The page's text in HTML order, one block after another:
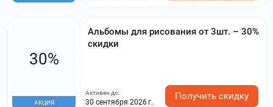
А на покупки от 8000 рублей – скидка
55%.
Альбомы для рисования от 3шт. – 30%
скидки
30%
АКЦИЯ
Активен до:
30 сентября 2026 г.
Получить скидку